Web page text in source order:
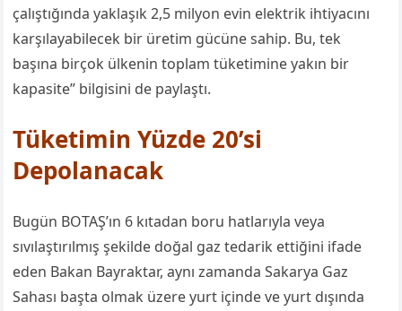
çalıştığında yaklaşık 2,5 milyon evin elektrik ihtiyacını
karşılayabilecek bir üretim gücüne sahip. Bu, tek
başına birçok ülkenin toplam tüketimine yakın bir
kapasite” bilgisini de paylaştı.
Tüketimin Yüzde 20’si
Depolanacak
Bugün BOTAŞ’ın 6 kıtadan boru hatlarıyla veya
sıvılaştırılmış şekilde doğal gaz tedarik ettiğini ifade
eden Bakan Bayraktar,aynı zamanda Sakarya Gaz
Sahası başta olmak üzere yurt içinde ve yurt dışında